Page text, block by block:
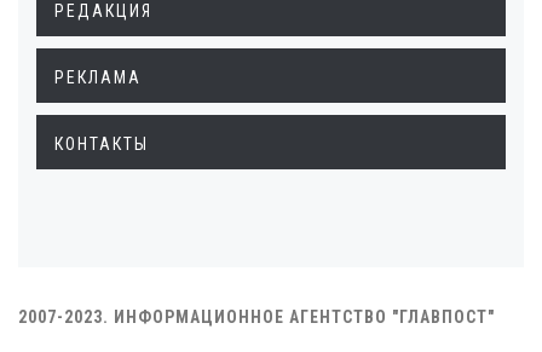
РЕДАКЦИЯ
РЕКЛАМА
КОНТАКТЫ
2007-2023. ИНФОРМАЦИОННОЕ АГЕНТСТВО "ГЛАВПОСТ"